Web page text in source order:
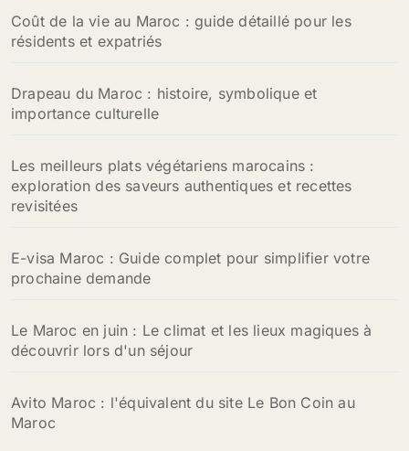
Coût de la vie au Maroc : guide détaillé pour les
résidents et expatriés
Drapeau du Maroc : histoire, symbolique et
importance culturelle
Les meilleurs plats végétariens marocains :
exploration des saveurs authentiques et recettes
revisitées
E-visa Maroc : Guide complet pour simplifier votre
prochaine demande
Le Maroc en juin : Le climat et les lieux magiques à
découvrir lors d'un séjour
Avito Maroc : l'équivalent du site Le Bon Coin au
Maroc